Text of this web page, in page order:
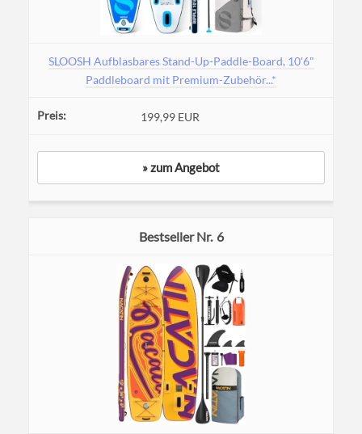
SLOOSH Aufblasbares Stand-Up-Paddle-Board, 10'6"
Paddleboard mit Premium-Zubehör...*
199,99 EUR
» zum Angebot
6